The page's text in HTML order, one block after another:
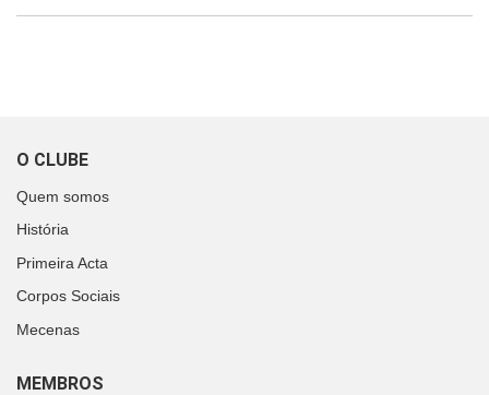
O CLUBE
Quem somos
História
Primeira Acta
Corpos Sociais
Mecenas
MEMBROS